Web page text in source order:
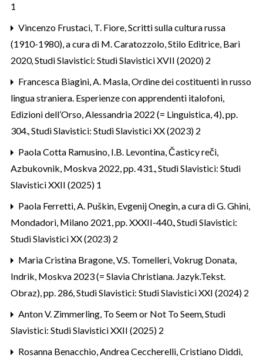
1
Vincenzo Frustaci, T. Fiore, Scritti sulla cultura russa
(1910-1980), a cura di M. Caratozzolo, Stilo Editrice, Bari
2020,Studi Slavistici: Studi Slavistici XVII (2020) 2
Francesca Biagini,A. Masla, Ordine dei costituenti in russo
lingua straniera. Esperienze con apprendenti italofoni,
Edizioni dell’Orso, Alessandria 2022 (= Linguistica, 4), pp.
304.,Studi Slavistici: Studi Slavistici XX (2023) 2
Paola Cotta Ramusino, I.B. Levontina, Časticy reči,
Azbukovnik, Moskva 2022, pp. 431.,Studi Slavistici: Studi
Slavistici XXII (2025) 1
Paola Ferretti,A. Puškin, Evgenij Onegin, a cura di G. Ghini,
Mondadori, Milano 2021, pp. XXXII-440.,Studi Slavistici:
Studi Slavistici XX (2023) 2
Maria Cristina Bragone,V.S. Tomelleri, Vokrug Donata,
Indrik, Moskva 2023 (= Slavia Christiana. Jazyk.Tekst.
Obraz), pp. 286,Studi Slavistici: Studi Slavistici XXI (2024) 2
Anton V. Zimmerling, To Seem or Not To Seem,Studi
Slavistici: Studi Slavistici XXII (2025) 2
Rosanna Benacchio, Andrea Ceccherelli, Cristiano Diddi,